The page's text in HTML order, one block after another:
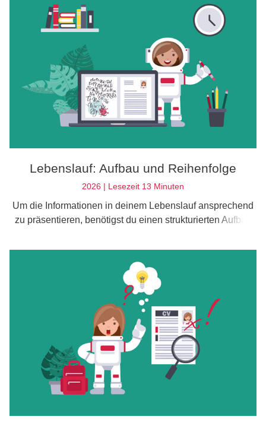
Lebenslauf: Aufbau und Reihenfolge
2026 | Lesezeit 13 Minuten
Um die Informationen in deinem Lebenslauf ansprechend
zu präsentieren, benötigst du einen strukturierten Aufbau